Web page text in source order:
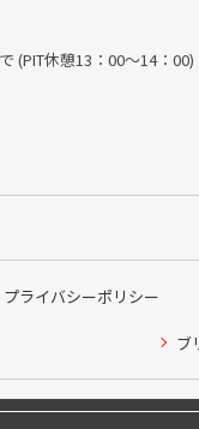
(PIT休憩13：00～14：00)
プライバシーポリシー
ブ
Copyright © 2024
ト作業の予約
クローク契約会員の方
利用いただけません